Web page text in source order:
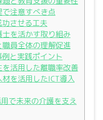
注意すべき点
させる工夫
を活かす取り組み
員全体の理解促進
と実践ポイント
活用した離職率改善
を活用したICT導入
で未来の介護を支え